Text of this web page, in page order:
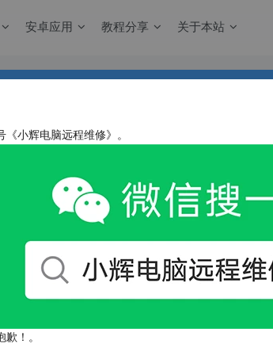
安卓应用 教程分享 关于本站
加QQ群！
0
盘的制作方式！你不需要反复格式化U盘，也
小辉电脑远程维修》。
！。